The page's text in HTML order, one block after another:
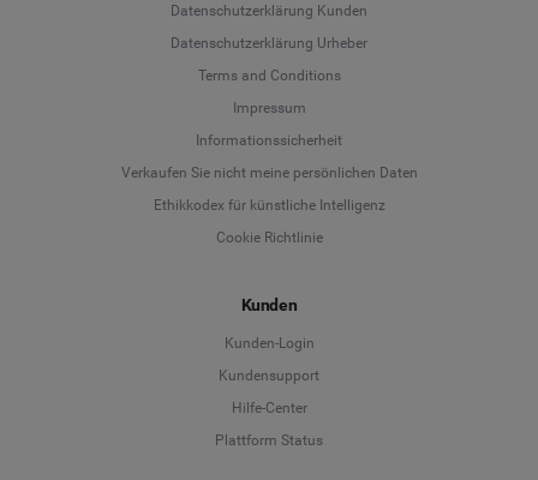
Datenschutzerklärung Kunden
Datenschutzerklärung Urheber
Terms and Conditions
Impressum
Informationssicherheit
Verkaufen Sie nicht meine persönlichen Daten
Ethikkodex für künstliche Intelligenz
Cookie Richtlinie
Kunden
Kunden-Login
Kundensupport
Hilfe-Center
Plattform Status
Deutsch